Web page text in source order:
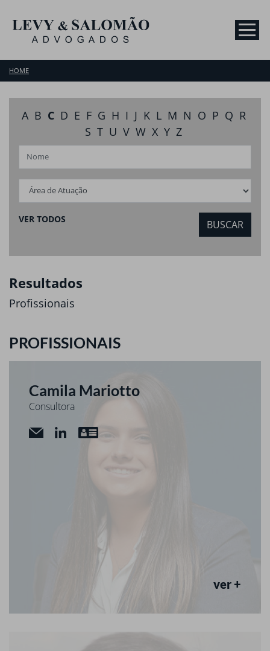
HOME
A B C D E F G H I J K L M N O P Q R
S T U V W X Y Z
VER TODOS
Resultados
Profissionais
PROFISSIONAIS
Camila Mariotto
Consultora
ver +